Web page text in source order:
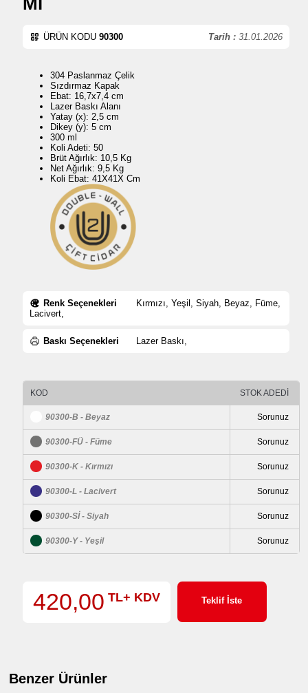
Tarih : 31.01.2026
ÜRÜN KODU 90300
304 Paslanmaz Çelik
Sızdırmaz Kapak
Ebat: 16,7x7,4 cm
Lazer Baskı Alanı
Yatay (x): 2,5 cm
Dikey (y): 5 cm
300 ml
Koli Adeti: 50
Brüt Ağırlık: 10,5 Kg
Net Ağırlık: 9,5 Kg
Koli Ebat: 41X41X Cm
Renk Seçenekleri
Kırmızı, Yeşil, Siyah, Beyaz, Füme,
Lacivert,
Baskı Seçenekleri Lazer Baskı,
KOD STOK ADEDİ
90300-B - Beyaz Sorunuz
90300-FÜ - Füme Sorunuz
90300-K - Kırmızı Sorunuz
90300-L - Lacivert Sorunuz
90300-Sİ - Siyah Sorunuz
90300-Y - Yeşil Sorunuz
420,00 TL+ KDV Teklif İste
Benzer Ürünler